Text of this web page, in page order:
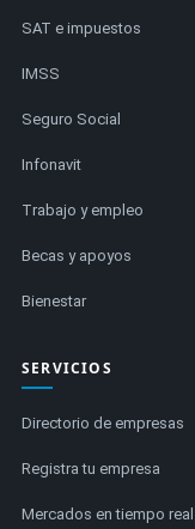
SAT e impuestos
IMSS
Seguro Social
Infonavit
Trabajo y empleo
Becas y apoyos
Bienestar
SERVICIOS
Directorio de empresas
Registra tu empresa
Mercados en tiempo real